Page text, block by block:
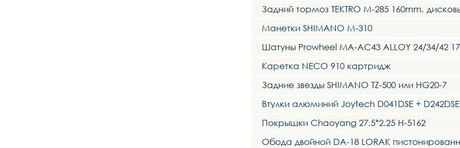
Задний тормоз TEKTRO M-285 160mm.
Манетки SHIMANO M-310
Шатуны Prowheel MA-AC43 ALLOY 24/34/42
Каретка NECO 910 картридж
Задние звезды SHIMANO TZ-500 или HG20-7
Втулки алюминий Joytech D041DSE + D242DSE
Покрышки Chaoyang 27.5*2.25 H-5162
Обода двойной DA-18 LORAK